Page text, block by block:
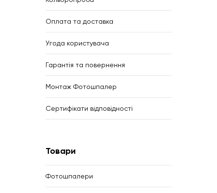
Оплата та доставка
Угода користувача
Гарантія та повернення
Монтаж Фотошпалер
Сертифікати відповідності
Товари
Фотошпалери